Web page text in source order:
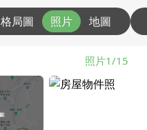
格局圖 照片 地圖
照片1/15